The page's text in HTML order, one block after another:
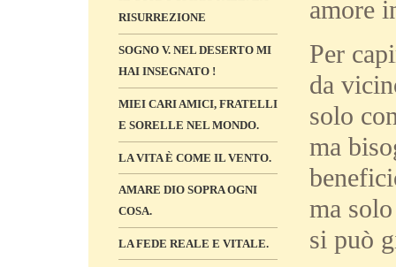
RISURREZIONE
SOGNO V. NEL DESERTO MI
HAI INSEGNATO !
MIEI CARI AMICI, FRATELLI
E SORELLE NEL MONDO.
LA VITA È COME IL VENTO.
AMARE DIO SOPRA OGNI
COSA.
LA FEDE REALE E VITALE.
amore
Per
da
solo
ma
ma
si può